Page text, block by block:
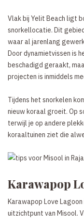
Vlak bij Yelit Beach ligt
snorkellocatie. Dit
waar al jarenlang
Door dynamietvissen is
beschadigd geraakt,
projecten is inmiddels
Tijdens het snorkelen
nieuw koraal groeit. Op
terwijl je op andere
koraaltuinen ziet die
Karawapop
Karawapop Love
uitzichtpunt van Misool.